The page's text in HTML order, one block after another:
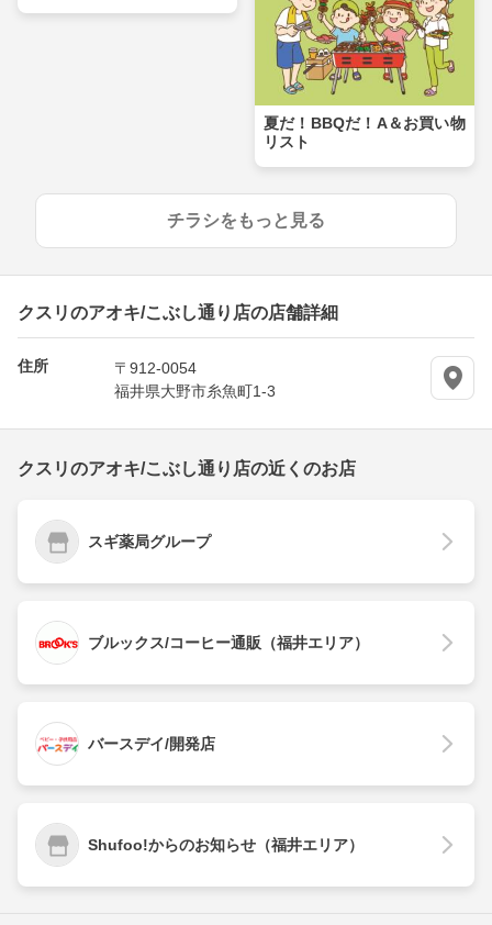
夏だ！BBQだ！A＆お買い物
リスト
チラシをもっと見る
クスリのアオキ/こぶし通り店の店舗詳細
住所
〒912-0054
福井県大野市糸魚町1-3
クスリのアオキ/こぶし通り店の近くのお店
スギ薬局グループ
ブルックス/コーヒー通販（福井エリア）
バースデイ/開発店
Shufoo!からのお知らせ（福井エリア）